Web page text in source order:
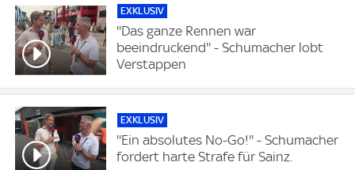
EXKLUSIV
''Das ganze Rennen war
beeindruckend'' - Schumacher lobt
Verstappen
EXKLUSIV
''Ein absolutes No-Go!'' - Schumacher
fordert harte Strafe für Sainz.